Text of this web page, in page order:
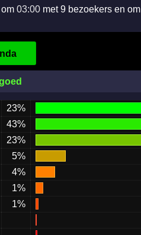
03:00met 9 bezoekers en om
23%
43%
23%
5%
4%
1%
1%